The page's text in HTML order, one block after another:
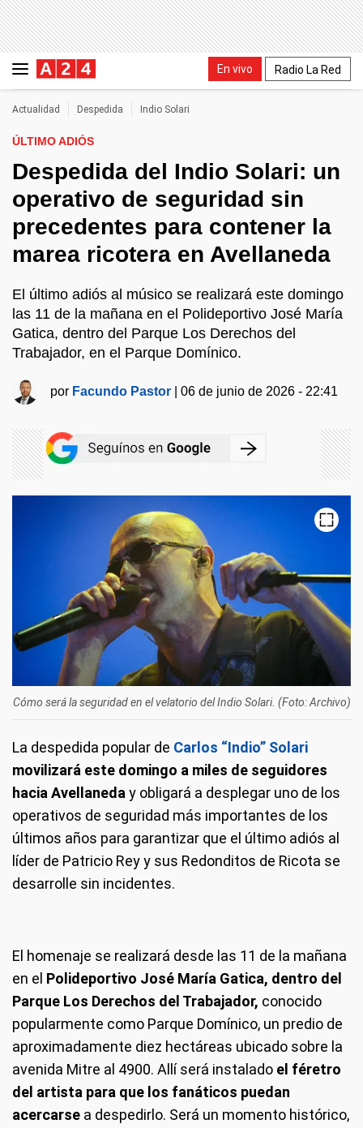
En vivo Radio La Red
Actualidad Despedida Indio Solari
ÚLTIMO ADIÓS
Despedida del Indio Solari: un
operativo de seguridad sin
precedentes para contener la
marea ricotera en Avellaneda
El último adiós al músico se realizará este domingo
las 11 de la mañana en el Polideportivo José María
Gatica, dentro del Parque Los Derechos del
Trabajador, en el Parque Domínico.
por Facundo Pastor |06 de junio de 2026 - 22:41
Cómo será la seguridad en el velatorio del Indio Solari. (Foto: Archivo)
La despedida popular de Carlos “Indio” Solari
movilizará este domingo a miles de seguidores
hacia Avellaneda y obligará a desplegar uno de los
operativos de seguridad más importantes de los
últimos años para garantizar que el último adiós al
líder de Patricio Rey y sus Redonditos de Ricota se
desarrolle sin incidentes.
El homenaje se realizará desde las 11 de la mañana
en el Polideportivo José María Gatica, dentro del
Parque Los Derechos del Trabajador, conocido
popularmente como Parque Domínico, un predio de
aproximadamente diez hectáreas ubicado sobre la
avenida Mitre al 4900. Allí será instalado el féretro
del artista para que los fanáticos puedan
acercarse a despedirlo. Será un momento histórico,